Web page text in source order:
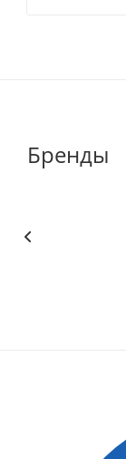
Бренды